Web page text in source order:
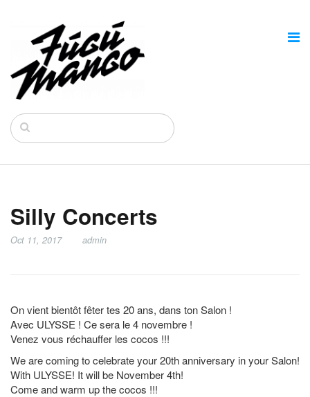
Silly Concerts
Oct 11, 2017 admin
On vient bientôt fêter tes 20 ans, dans ton Salon !
Avec ULYSSE ! Ce sera le 4 novembre !
Venez vous réchauffer les cocos !!!
We are coming to celebrate your 20th anniversary in your Salon!
With ULYSSE! It will be November 4th!
Come and warm up the cocos !!!